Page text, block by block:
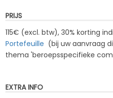
PRIJS
115€ (excl. btw), 30% korting
Portefeuille (bij uw aanvraag
thema 'beroepsspecifieke
EXTRA INFO